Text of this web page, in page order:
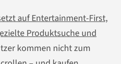
auf Entertainment-First,
Produktsuche und
kommen nicht zum